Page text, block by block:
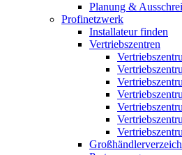
Planung &
Profinetzwerk
Installateur finden
Vertriebszentren